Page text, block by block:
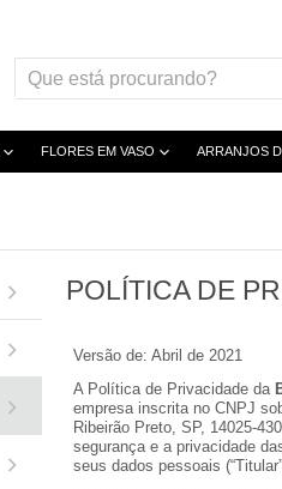
FLORES EM VASO ARRANJOS
POLÍTICA DE
Versão de: Abril de 2021
A Política de Privacidade da
empresa inscrita no CNPJ
Ribeirão Preto, SP, 14025-
segurança e a privacidade
seus dados pessoais